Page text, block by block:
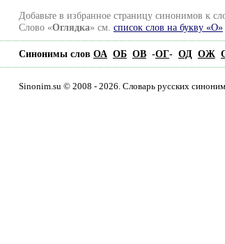
Добавьте в избранное страницу синонимов к
Слово «Оглядка» см. список слов на букву «О»
Синонимы слов ОА ОБ ОВ-ОГ- ОД ОЖ
Sinonim.su © 2008 - 2026. Словарь русских